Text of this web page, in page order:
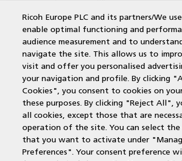
Kantoorprinter vergelijken
Kopieermachines
MPS offerte aanvragen
MFP
DocuWare
Duurzame printers
Wat is een multifunctional?
Laserprinter
Contactgegevens
Ricoh Europe PLC and its partners/We
enable optimal functioning and
audience measurement and to
navigate the site. This allows us to
visit and offer you personalised
your navigation and profile. By clicking
Cookies", you consent to cookies on
these purposes. By clicking "Reject All",
all cookies, except those that are
operation of the site. You can select the
that you want to activate under
Preferences". Your consent preference